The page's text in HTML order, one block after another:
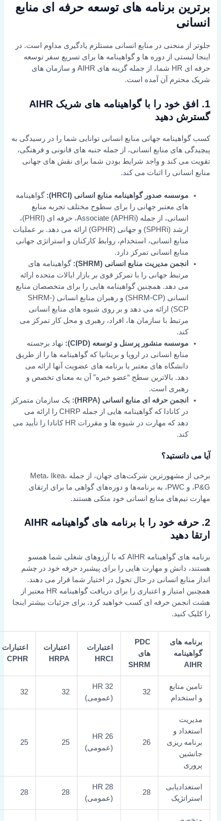
برترین برنامه های توسعه حرفه ای منابع
انسانی
جلوتر از منحنی در منابع انسانی مستلزم یادگیری مداوم است. در
اینجا لیستی از دوره ها و گواهینامه ها برای تسریع سفر توسعه
حرفه ای HR شما، از جمله گزینه های AIHR و سازمان های
شریک محترم آن آمده است.
1. افق خود را با گواهینامه های شریک AIHR
گسترش دهید
کسب گواهینامه جهانی منابع انسانی توانایی شما را در رسیدگی به
پیچیدگی های منابع انسانی، از جمله جنبه های قانونی و فرهنگی،
تقویت می کند و واجد شرایط بودن شما برای نقش های جهانی
منابع انسانی را اثبات می کند.
موسسه صدور گواهینامه منابع انسانی (HRCI):
گواهینامه
های معتبر جهانی را برای سطوح مختلف تجربه منابع
انسانی، از جمله Associate (APHRi)، حرفه ای (PHRI)،
ارشد (SPHRi) و جهانی (GPHR) ارائه می دهد. بر عملیات
منابع انسانی، استخدام، روابط کارکنان و استراتژی جهانی
منابع انسانی تمرکز دارد.
انجمن مدیریت منابع انسانی (SHRM):
گواهینامه های
مرتبط جهانی را با تمرکز قوی بر بازار ایالات متحده ارائه
می دهد. همچنین گواهینامه هایی را برای متخصصان منابع
انسانی (SHRM-CP) و رهبران منابع انسانی (SHRM-
SCP) ارائه می دهد و بر روی شیوه های منابع انسانی
مرتبط با سازمان ها، افراد، رهبری و محل کار تمرکز می
کند.
موسسه منشور پرسنل و توسعه (CIPD):
نهاد برجسته
منابع انسانی در اروپا و بریتانیا که گواهینامه ها را از طریق
دانشگاه های معتبر یا برنامه های عضویت آنها ارائه می
دهد. بالاترین سطح “عضو خبره” آن به معنای تخصص و
رهبری است.
انجمن حرفه ای منابع انسانی (HRPA):
یک سازمان متمرکز
در کانادا که گواهینامه هایی از جمله CHRP را ارائه می
دهد که مهارت در شیوه ها و مقررات HR کانادا را تأیید می
کند.
آیا می دانستید؟
برخی از مشهورترین شرکت‌های جهان، از جمله Meta، Ikea،
P&G، و PWC، به برنامه‌ها و دوره‌های گواهی ما برای ارتقای
مهارت تیم‌های منابع انسانی خود متکی هستند.
2. حرفه خود را با برنامه های گواهینامه AIHR
ارتقا دهید
برنامه های گواهینامه AIHR که با آرزوهای شغلی شما همسو
هستند، دانش و مهارت هایی را برای پیشبرد حرفه خود در چشم
انداز منابع انسانی در حال تحول در اختیار شما قرار می دهند.
همچنین امتیاز و اعتباری را برای دریافت گواهینامه HR معتبر از
هشت انجمن حرفه ای کسب خواهید کرد. برای جزئیات بیشتر اینجا
را کلیک کنید.
برنامه های
گواهینامه
AIHR
PDC
های
SHRM
اعتبارات
HRCI
اعتبارات
HRPA
اعتبارات
CPHR
تامین منابع
و استخدام
32
32 HR
(عمومی)
32
32
مدیریت
استعداد و
برنامه ریزی
جانشین
پروری
26
26 HR
(عمومی)
25
25
استعدادیابی
استراتژیک
28
28 HR
(عمومی)
28
28